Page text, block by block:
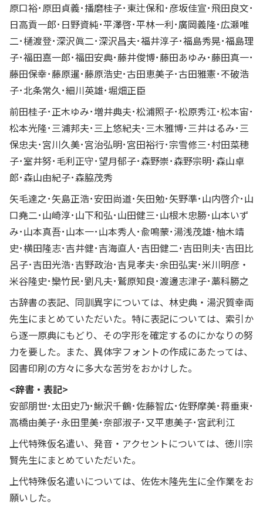
原口裕･原田貞義･播磨桂子･東辻保和･彦坂佳宣･飛田良文･
日高貢一郎･日野資純･平澤啓･平林一利･廣岡義隆･広瀬唯
二･樋渡登･深沢眞二･深沢昌夫･福井淳子･福島秀晃･福島理
子･福田嘉一郎･福田安典･藤井俊博･藤田あゆみ･藤田真一･
藤田保幸･藤原暹･藤原浩史･古田恵美子･古田雅憲･不破浩
子･北条常久･細川英雄･堀畑正臣
前田桂子･正木ゆみ･増井典夫･松浦照子･松原秀江･松本宙･
松本光隆･三浦邦夫･三上悠紀夫･三木雅博･三井はるみ･三
保忠夫･宮川久美･宮治弘明･宮田裕行･宗雪修三･村田菜穂
子･室井努･毛利正守･望月郁子･森野崇･森野宗明･森山卓
郎･森山由紀子･森脇茂秀
矢毛達之･矢島正浩･安田尚道･矢田勉･矢野準･山内啓介･山
口堯二･山崎淳･山下和弘･山田健三･山根木忠勝･山本いず
み･山本真吾･山本一･山本秀人･兪鳴蒙･湯浅茂雄･柚木靖
史･横田隆志･吉井健･吉海直人･吉田健二･吉田則夫･吉田比
呂子･吉田光浩･吉野政治･吉見孝夫･余田弘実･米川明彦・
米谷隆史･欒竹民･劉凡夫･鷲原知良･渡邊志津子･藁科勝之
古辞書の表記、同訓異字については、林史典・湯沢質幸両
先生にまとめていただいた。特に表記については、索引か
ら逐一原典にもどり、その字形を確定するのにかなりの努
力を要した。また、異体字フォントの作成にあたっては、
図書印刷の方々に多大な苦労をおかけした。
<辞書・表記>
安部朋世･太田史乃･鰍沢千鶴･佐藤智広･佐野摩美･蒋垂東･
高橋由美子･永田里美･奈部淑子･又平恵美子･宮武利江
上代特殊仮名遣い、発音・アクセントについては、徳川宗
賢先生にまとめていただいた。
上代特殊仮名遣いについては、佐佐木隆先生に全作業をお
願いした。